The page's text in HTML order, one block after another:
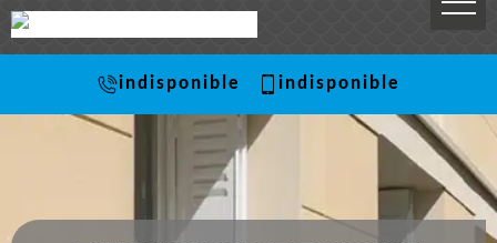
indisponible indisponible